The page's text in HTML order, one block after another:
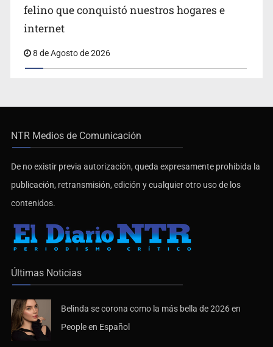
felino que conquistó nuestros hogares e
internet
8 de Agosto de 2026
NTR Medios de Comunicación
De no existir previa autorización, queda expresamente prohibida la
publicación, retransmisión, edición y cualquier otro uso de los
contenidos.
Últimas Noticias
Belinda se corona como la más bella de 2026 en
People en Español